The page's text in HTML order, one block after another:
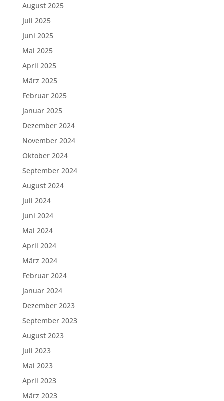
August 2025
Juli 2025
Juni 2025
Mai 2025
April 2025
März 2025
Februar 2025
Januar 2025
Dezember 2024
November 2024
Oktober 2024
September 2024
August 2024
Juli 2024
Juni 2024
Mai 2024
April 2024
März 2024
Februar 2024
Januar 2024
Dezember 2023
September 2023
August 2023
Juli 2023
Mai 2023
April 2023
März 2023